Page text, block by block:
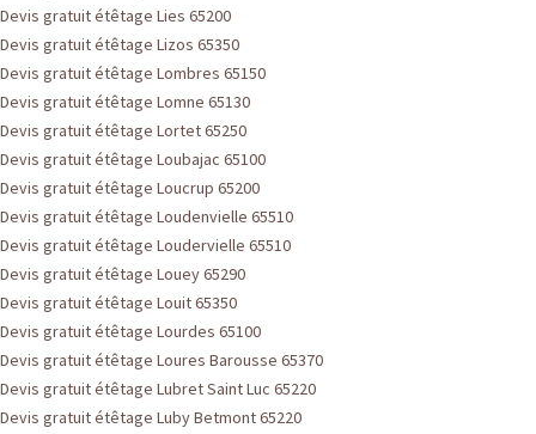
Devis gratuit étêtage Lies 65200
Devis gratuit étêtage Lizos 65350
Devis gratuit étêtage Lombres 65150
Devis gratuit étêtage Lomne 65130
Devis gratuit étêtage Lortet 65250
Devis gratuit étêtage Loubajac 65100
Devis gratuit étêtage Loucrup 65200
Devis gratuit étêtage Loudenvielle 65510
Devis gratuit étêtage Loudervielle 65510
Devis gratuit étêtage Louey 65290
Devis gratuit étêtage Louit 65350
Devis gratuit étêtage Lourdes 65100
Devis gratuit étêtage Loures Barousse 65370
Devis gratuit étêtage Lubret Saint Luc 65220
Devis gratuit étêtage Luby Betmont 65220